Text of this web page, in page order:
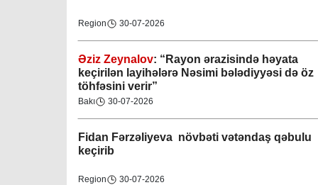
Region 30-07-2026
Əziz Zeynalov: “Rayon ərazisində həyata
keçirilən layihələrə Nəsimi bələdiyyəsi də öz
töhfəsini verir”
Bakı 30-07-2026
Fidan Fərzəliyeva növbəti vətəndaş qəbulu
keçirib
Region 30-07-2026
Gəncə şəhəri Nizami bələdiyyəsi
08-04-2023
M.Ə.Rəsuzladə bələdiyyəsi
07-04-2023
Xətai bələdiyyəsi